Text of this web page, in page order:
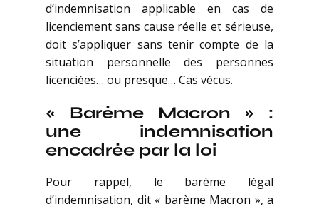
d’indemnisation applicable en cas de
licenciement sans cause réelle et sérieuse,
doit s’appliquer sans tenir compte de la
situation personnelle des personnes
licenciées… ou presque… Cas vécus.
« Barème Macron » :
une indemnisation
encadrée par la loi
Pour rappel, le barème légal
d’indemnisation, dit « barème Macron », a